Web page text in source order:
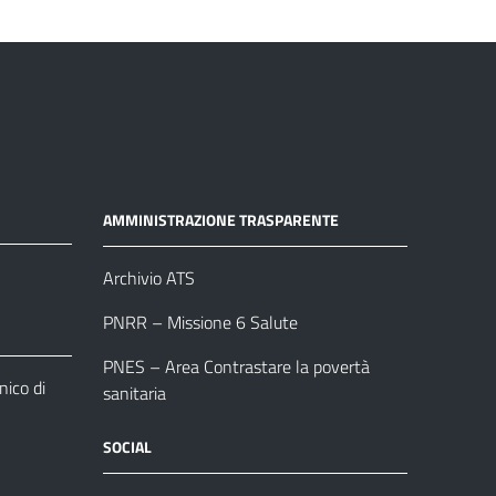
di
AMMINISTRAZIONE TRASPARENTE
Archivio ATS
PNRR – Missione 6 Salute
PNES – Area Contrastare la povertà
sanitaria
SOCIAL